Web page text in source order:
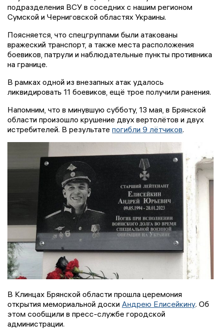
подразделения ВСУ в соседних с нашим регионом
Сумской и Черниговской областях Украины.
Поясняется, что спецгруппами были атакованы
вражеский транспорт, а также места расположения
боевиков, патрули и наблюдательные пункты противника
на границе.
В рамках одной из внезапных атак удалось
ликвидировать 11 боевиков, ещё трое получили ранения.
Напомним, что в минувшую субботу, 13 мая, в Брянской
области произошло крушение двух вертолётов и двух
истребителей. В результате погибли 9 лётчиков.
В Клинцах Брянской области прошла церемония
открытия мемориальной доски Андрею Елисейкину. Об
этом сообщили в пресс-службе городской
администрации.